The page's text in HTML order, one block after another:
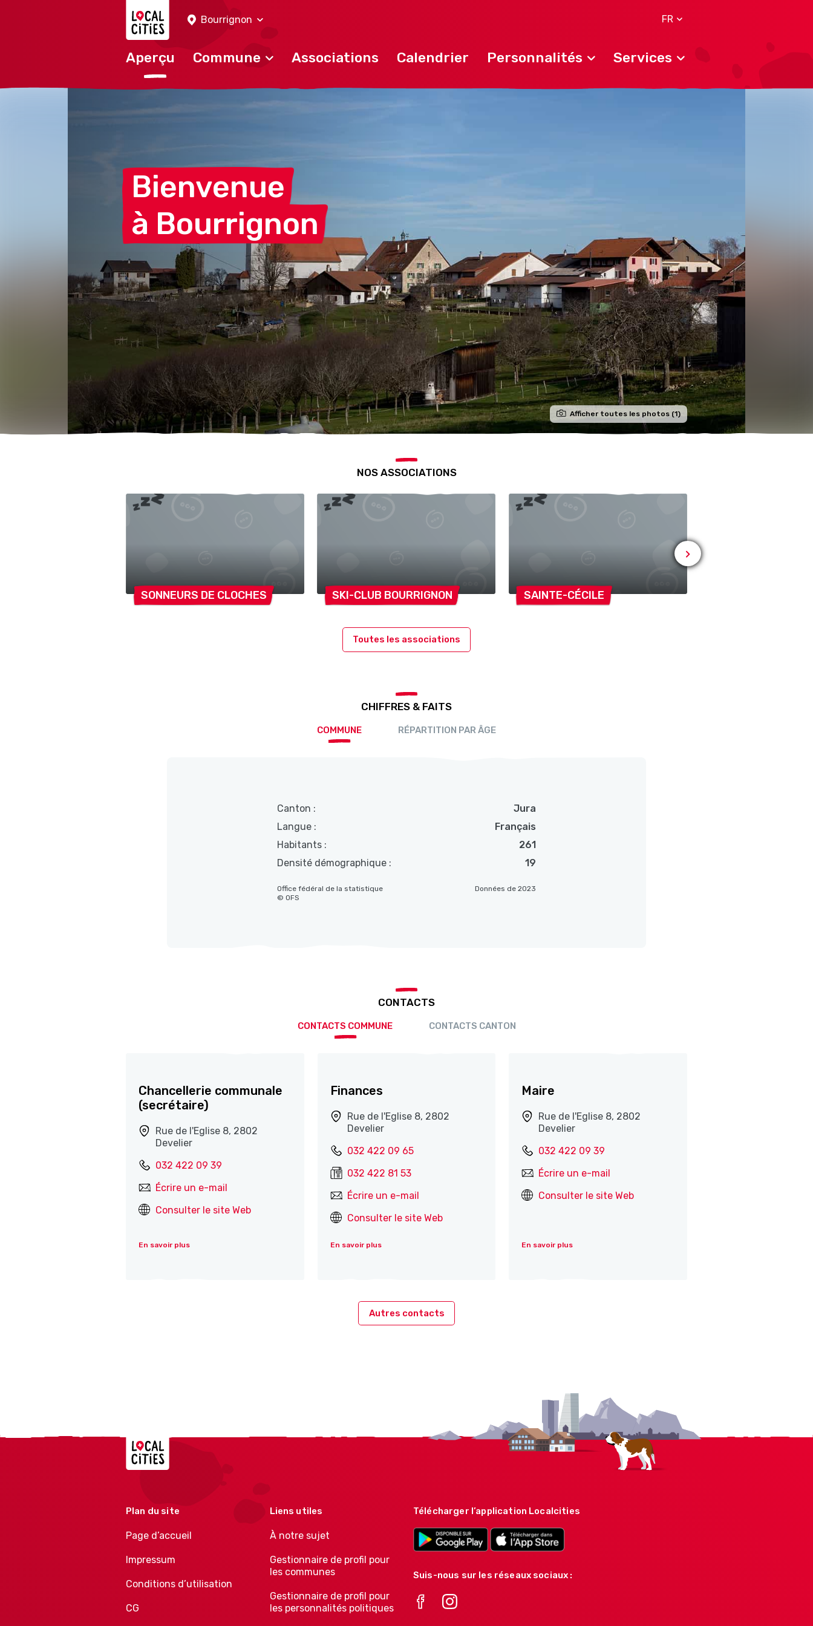
Bourrignon
FR
Aperçu Commune Associations Calendrier Personnalités Services
Bienvenue
à Bourrignon
Afficher toutes les photos (1)
NOS ASSOCIATIONS
SONNEURS DE CLOCHES SKI-CLUB BOURRIGNON SAINTE-CÉCILE
Toutes les associations
CHIFFRES & FAITS
COMMUNE RÉPARTITION PAR ÂGE
Canton :
Jura
Langue :
Français
Habitants :
261
Densité démographique :
19
Données de 2023
Office fédéral de la statistique
© OFS
CONTACTS
CONTACTS COMMUNE CONTACTS CANTON
Chancellerie communale
(secrétaire)
Rue de l'Eglise 8, 2802
Develier
032 422 09 39
Écrire un e-mail
Consulter le site Web
En savoir plus
Finances
Rue de l'Eglise 8, 2802
Develier
032 422 09 65
032 422 81 53
Écrire un e-mail
Consulter le site Web
En savoir plus
Maire
Rue de l'Eglise 8, 2802
Develier
032 422 09 39
Écrire un e-mail
Consulter le site Web
En savoir plus
Autres contacts
Localcities
Plan du site
Page d’accueil
Impressum
Conditions d’utilisation
CG
Liens utiles
À notre sujet
Gestionnaire de profil pour
les communes
Gestionnaire de profil pour
les personnalités politiques
Télécharger l’application Localcities
Suis-nous sur les réseaux sociaux :